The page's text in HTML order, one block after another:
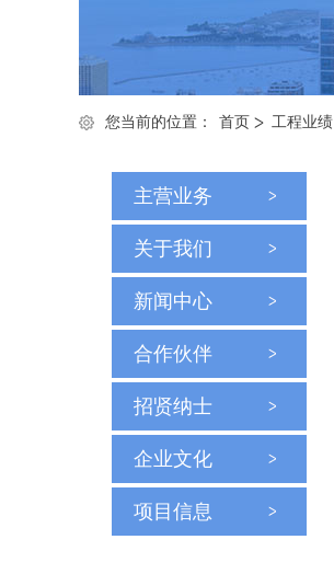
您当前的位置： 首页 工程业绩
主营业务
关于我们
新闻中心
合作伙伴
招贤纳士
企业文化
项目信息